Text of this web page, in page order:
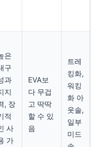
은
구
과
지
, 장
적
사
가
EVA보
다 무겁
고 딱딱
할 수 있
음
트레
킹화,
워킹
화 아
웃솔,
일부
미드